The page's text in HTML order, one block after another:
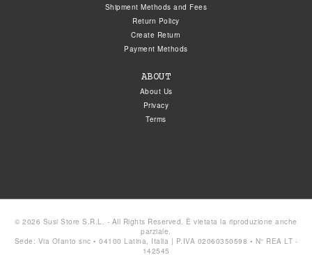
Shipment Methods and Fees
Return Policy
Create Return
Payment Methods
ABOUT
About Us
Privacy
Terms
© 2026 Susi Store S.R.L. - All Rights Reserved. È vietata la riproduzione anche
parziale.
Sede: Via Ofanto snc • 04100 Latina, Italia | P.IVA 02060350598 • N° REA LT -
142545